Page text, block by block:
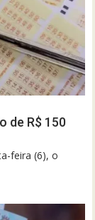
de R$ 150
feira (6), o